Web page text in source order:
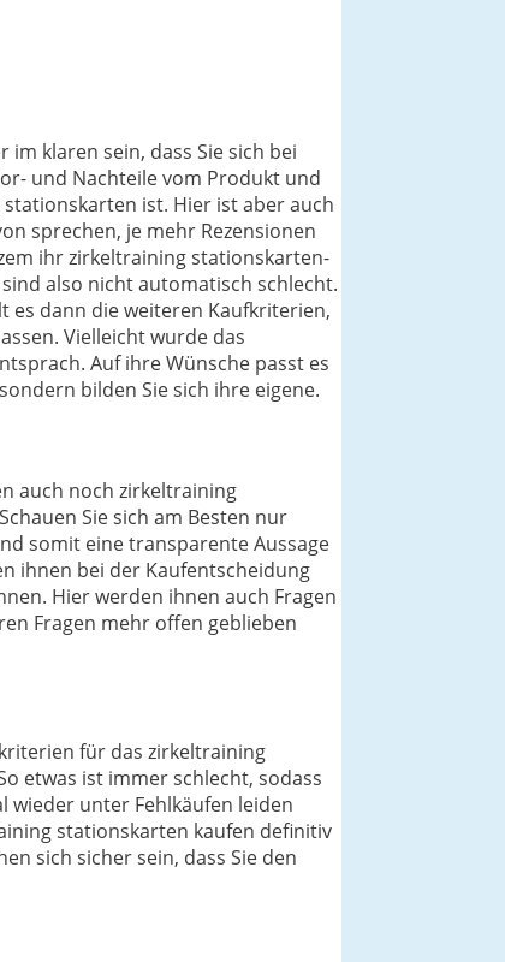
klaren sein, dass Sie sich bei
und Nachteile vom Produkt und
ist. Hier ist aber auch
sprechen, je mehr Rezensionen
ihr zirkeltraining stationskarten-
also nicht automatisch schlecht.
es dann die weiteren Kaufkriterien,
Vielleicht wurde das
Auf ihre Wünsche passt es
bilden Sie sich ihre eigene.
auch noch zirkeltraining
Sie sich am Besten nur
somit eine transparente Aussage
ihnen bei der Kaufentscheidung
Hier werden ihnen auch Fragen
Fragen mehr offen geblieben
für das zirkeltraining
etwas ist immer schlecht, sodass
wieder unter Fehlkäufen leiden
stationskarten kaufen definitiv
sich sicher sein, dass Sie den